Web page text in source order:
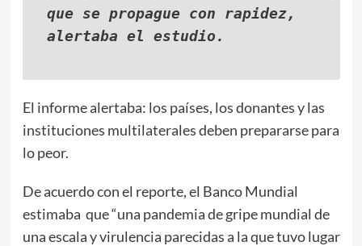
que se propague con rapidez,
alertaba el estudio.
El informe alertaba: los países, los donantes y las
instituciones multilaterales deben prepararse para
lo peor.
De acuerdo con el reporte, el Banco Mundial
estimaba que “una pandemia de gripe mundial de
una escala y virulencia parecidas a la que tuvo lugar